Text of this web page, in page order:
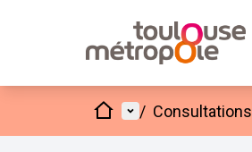
AccueilMenu principal
/ Consultations